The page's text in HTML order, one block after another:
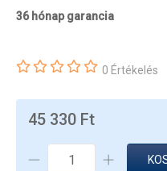
36 hónap garancia
0 Értékelés
45 330 Ft